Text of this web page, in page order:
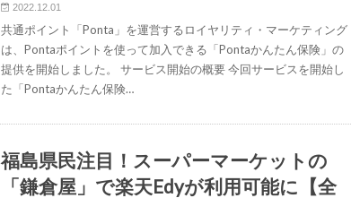
2022.12.01
共通ポイント「Ponta」を運営するロイヤリティ・マーケティング
は、Pontaポイントを使って加入できる「Pontaかんたん保険」の
提供を開始しました。 サービス開始の概要 今回サービスを開始し
た「Pontaかんたん保険…
福島県民注目！スーパーマーケットの
「鎌倉屋」で楽天Edyが利用可能に【全